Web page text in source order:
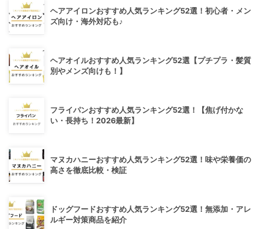
ヘアアイロンおすすめ人気ランキング52選！初心者・メン
ズ向け・海外対応も♪
ヘアオイルおすすめ人気ランキング52選【プチプラ・髪質
別やメンズ向けも！】
フライパンおすすめ人気ランキング52選！【焦げ付かな
い・長持ち！2026最新】
マヌカハニーおすすめ人気ランキング52選！味や栄養価の
高さを徹底比較・検証
ドッグフードおすすめ人気ランキング52選！無添加・アレ
ルギー対策商品を紹介